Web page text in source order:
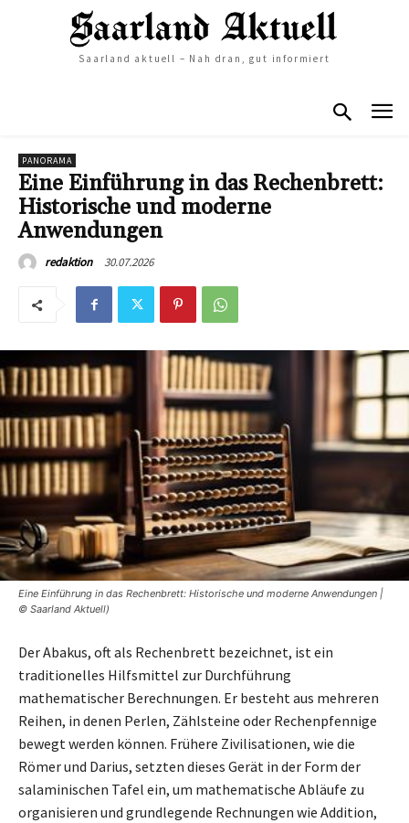
Saarland aktuell – Nah dran, gut informiert
PANORAMA
Eine Einführung in das Rechenbrett:
Historische und moderne
Anwendungen
redaktion 30.07.2026
Eine Einführung in das Rechenbrett: Historische und moderne Anwendungen |
© Saarland Aktuell)
Der Abakus, oft als Rechenbrett bezeichnet, ist ein
traditionelles Hilfsmittel zur Durchführung
mathematischer Berechnungen. Er besteht aus mehreren
Reihen, in denen Perlen, Zählsteine oder Rechenpfennige
bewegt werden können. Frühere Zivilisationen, wie die
Römer und Darius, setzten dieses Gerät in der Form der
salaminischen Tafel ein, um mathematische Abläufe zu
organisieren und grundlegende Rechnungen wie Addition,